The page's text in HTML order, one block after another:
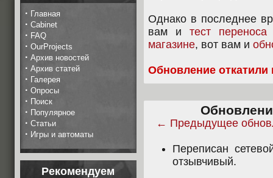
· Главная
· Cabinet
· FAQ
· OurProjects
· Архив новостей
· Архив статей
· Галерея
· Опросы
· Поиск
· Популярное
· Статьи
· Игры и автоматы
Рекомендуем
Однако в последнее
вам и тест переноса
магазине, вот вам и
Обновление откатили
← Предыдущее
Переписан
отзывчивый.